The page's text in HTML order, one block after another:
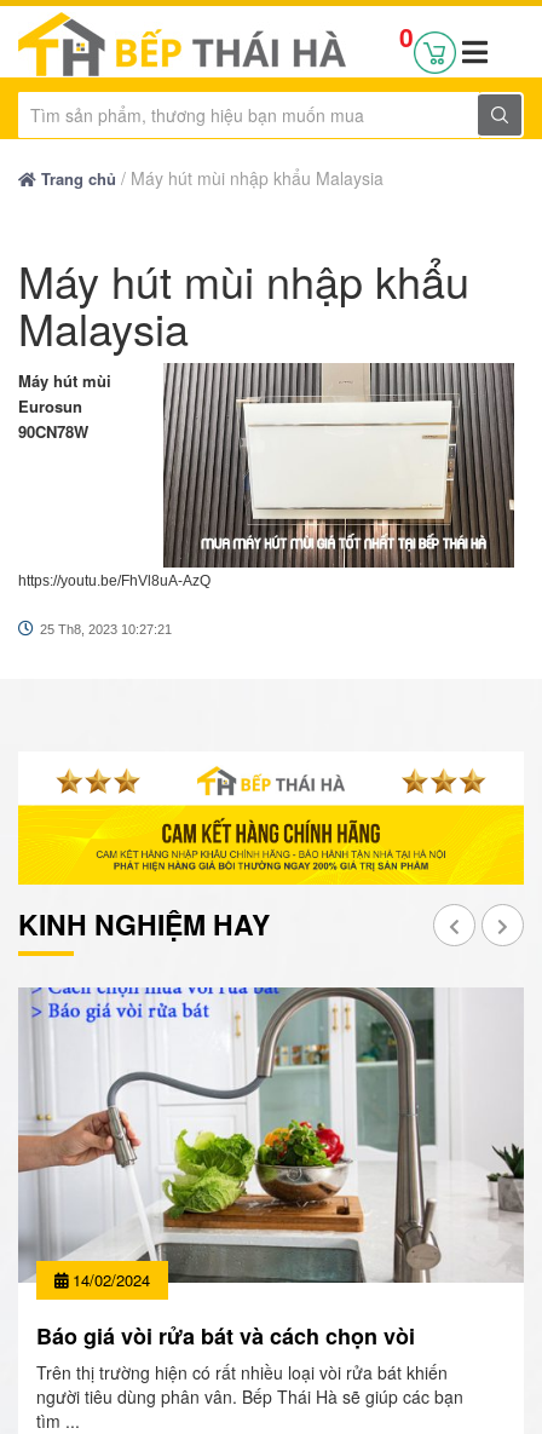
0
Trang chủ / Máy hút mùi nhập khẩu Malaysia
Máy hút mùi nhập khẩu
Malaysia
Máy hút mùi
Eurosun
90CN78W
https://youtu.be/FhVl8uA-AzQ
25 Th8, 2023 10:27:21
KINH NGHIỆM HAY
14/02/2024
Báo giá vòi rửa bát và cách chọn vòi
Trên thị trường hiện có rất nhiều loại vòi rửa bát khiến
người tiêu dùng phân vân. Bếp Thái Hà sẽ giúp các bạn
tìm ...